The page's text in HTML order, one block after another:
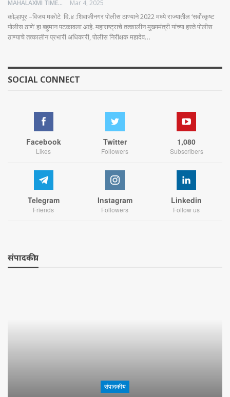
MAHALAXMI TIMES Mar 4, 2025
कोल्हापूर –विजय मकोटे दि.४ :शिवाजीनगर पोलीस ठाण्याने 2022 मध्ये राज्यातील ‘सर्वोत्कृष्ट
पोलीस ठाणे’ हा बहुमान पटकावला आहे. महाराष्ट्राचे तत्कालीन मुख्यमंत्री यांच्या हस्ते पोलीस
ठाण्याचे तत्कालीन प्रभारी अधिकारी, पोलीस निरीक्षक महादेव…
SOCIAL CONNECT
Facebook
Likes
Twitter
Followers
1,080
Subscribers
Telegram
Friends
Instagram
Followers
Linkedin
Follow us
संपादकीय
संपादकीय